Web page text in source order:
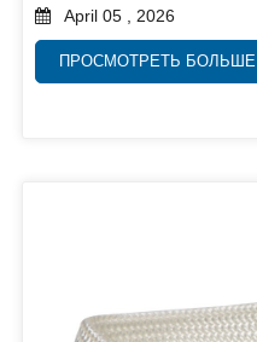
April 05 , 2026
ПРОСМОТРЕТЬ БОЛЬШЕ